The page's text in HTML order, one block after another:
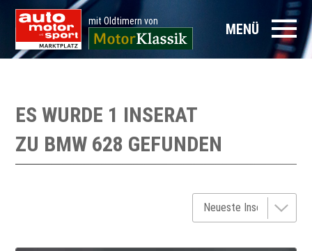
mit Oldtimern von MENÜ
ES WURDE 1 INSERAT
ZU BMW 628 GEFUNDEN